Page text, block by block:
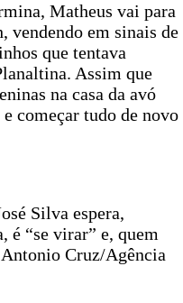
Matheus vai para
vendendo em sinais de
que tentava
Assim que
na casa da avó
começar tudo de novo
Silva espera,
é “se virar” e, quem
Antonio Cruz/Agência